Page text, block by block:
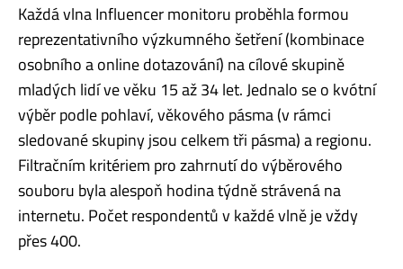
Každá vlna Influencer monitoru proběhla formou
reprezentativního výzkumného šetření (kombinace
osobního a online dotazování) na cílové skupině
mladých lidí ve věku 15 až 34 let. Jednalo se o kvótní
výběr podle pohlaví, věkového pásma (v rámci
sledované skupiny jsou celkem tři pásma) a regionu.
Filtračním kritériem pro zahrnutí do výběrového
souboru byla alespoň hodina týdně strávená na
internetu. Počet respondentů v každé vlně je vždy
přes 400.